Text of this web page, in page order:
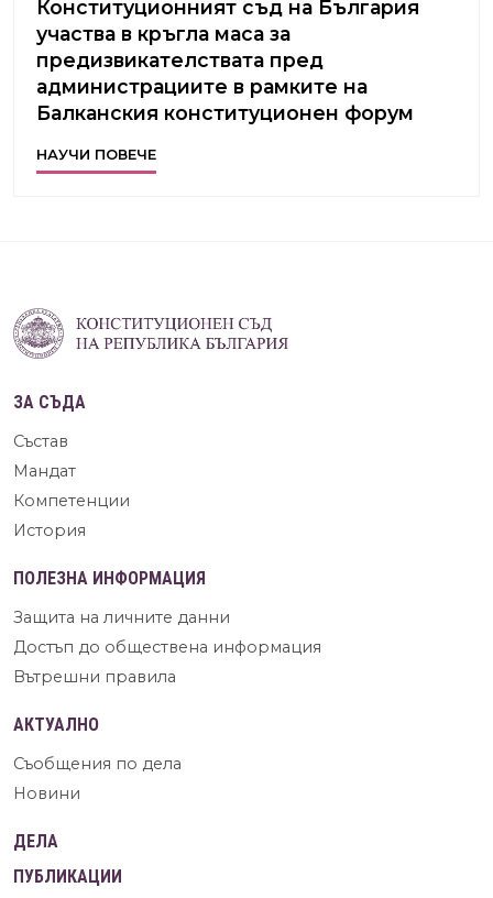
Конституционният съд на България
участва в кръгла маса за
предизвикателствата пред
администрациите в рамките на
Балканския конституционен форум
НАУЧИ ПОВЕЧЕ
ЗА СЪДА
Състав
Мандат
Компетенции
История
ПОЛЕЗНА ИНФОРМАЦИЯ
Защита на личните данни
Достъп до обществена информация
Вътрешни правила
АКТУАЛНО
Съобщения по дела
Новини
ДЕЛА
ПУБЛИКАЦИИ